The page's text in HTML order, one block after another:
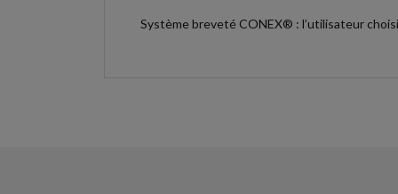
Système breveté CONEX® : l’utilisateur